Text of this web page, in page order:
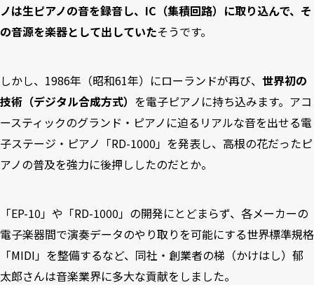
ノは生ピアノの音を録音し、IC（集積回路）に取り込んで、そ
の音源を楽器として出していたそうです。
しかし、1986年（昭和61年）にローランドが再び、 世界初の
技術（デジタル合成方式） を電子ピアノに持ち込みます。アコ
ースティックのグランド・ピアノに迫るリアルな音を出せる電
子ステージ・ピアノ「RD-1000」を発表し、高根の花だったピ
アノの普及を強力に後押ししたのだとか。
「EP-10」や「RD-1000」の開発にとどまらず、各メーカーの
電子楽器間で演奏データのやり取りを可能にする世界標準規格
「MIDI」を整備するなど、同社・創業者の梯（かけはし）郁
太郎さんは音楽業界に多大な貢献をしました。